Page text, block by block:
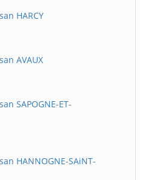
HARCY
AVAUX
SAPOGNE-ET-
HANNOGNE-SAiNT-